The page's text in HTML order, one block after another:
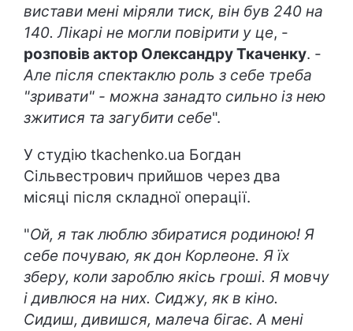
вистави мені міряли тиск, він був 240 на
140. Лікарі не могли повірити у це, -
розповів актор Олександру Ткаченку. -
Але після спектаклю роль з себе треба
"зривати" - можна занадто сильно із нею
зжитися та загубити себе".
У студію tkachenko.ua Богдан
Сільвестрович прийшов через два
місяці після складної операції.
"Ой, я так люблю збиратися родиною! Я
себе почуваю, як дон Корлеоне. Я їх
зберу, коли зароблю якісь гроші. Я мовчу
і дивлюся на них. Сиджу, як в кіно.
Сидиш, дивишся, малеча бігає. А мені